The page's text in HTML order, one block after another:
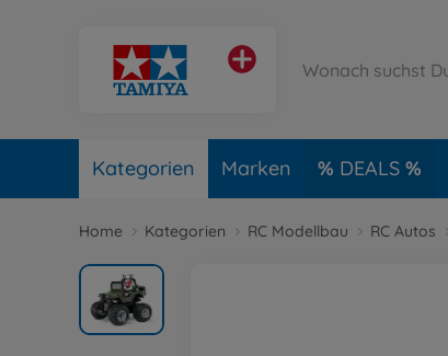
Kategorien Marken DEALS
Home Kategorien RC Modellbau RC Autos